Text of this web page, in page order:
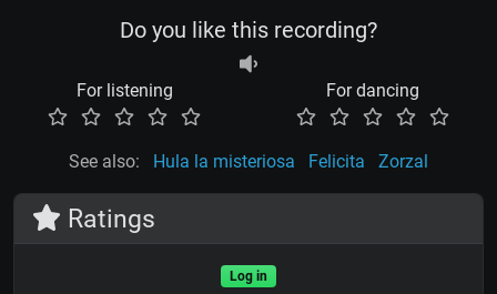
Do you like this recording?
For listening For dancing
See also: Hula la misteriosa Felicita Zorzal
Ratings
Log in